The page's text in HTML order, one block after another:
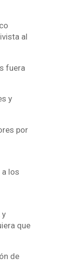
al
fuera
y
por
los
y
que
de